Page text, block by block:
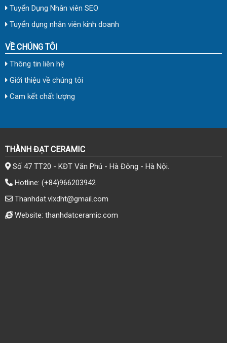
Tuyển Dụng Nhân viên SEO
Tuyển dụng nhân viên kinh doanh
VỀ CHÚNG TÔI
Thông tin liên hệ
Giới thiệu về chúng tôi
Cam kết chất lượng
THÀNH ĐẠT CERAMIC
Số 47 TT20 - KĐT Văn Phú - Hà Đông - Hà Nội.
Hotline: (+84)966203942
Thanhdat.vlxdht@gmail.com
Website: thanhdatceramic.com